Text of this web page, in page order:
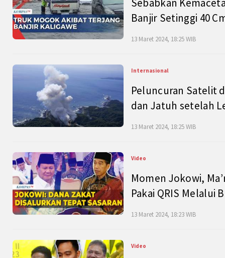
Sebabkan
Banjir Setinggi 40
13 Maret 2024, 18:25 WIB
Internasional
Peluncuran Satelit
dan Jatuh setelah
13 Maret 2024, 18:25 WIB
Video
Momen Jokowi,
Pakai QRIS Melalui
13 Maret 2024, 18:23 WIB
Video